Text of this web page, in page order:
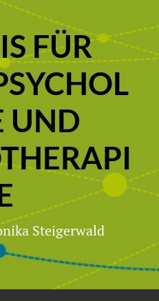
FÜR
UND
Steigerwald